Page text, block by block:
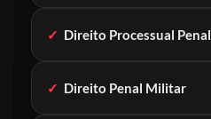
✓ Direito Processual Penal
✓ Direito Penal Militar